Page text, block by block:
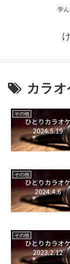
学
カラ
その他
その他
その他